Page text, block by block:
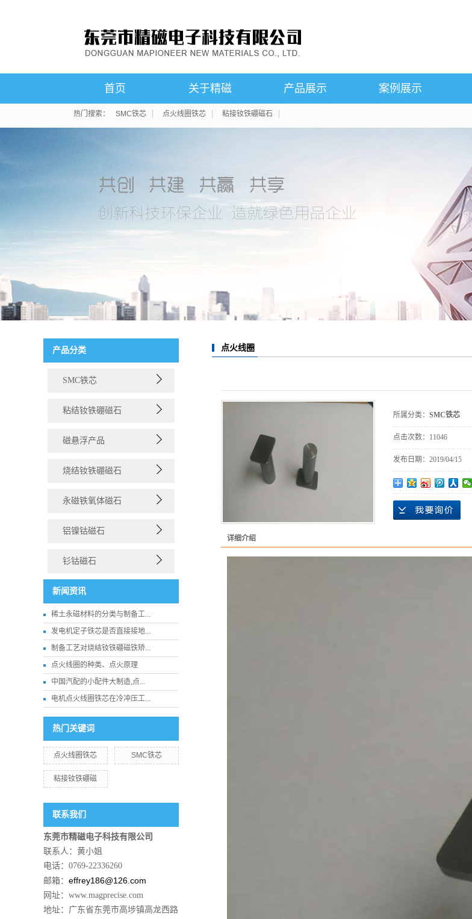
首页 关于精磁
公司简介
产品展示
烧结钕铁硼磁石
永磁铁氧体磁石
案例展示
热门搜索： SMC铁芯 点火线圈铁芯 粘接钕铁硼磁石
产品分类
SMC铁芯
粘结钕铁硼磁石
磁悬浮产品
烧结钕铁硼磁石
永磁铁氧体磁石
铝镍钴磁石
钐钴磁石
新闻资讯
稀土永磁材料的分类与制备工...
发电机定子铁芯是否直接接地...
制备工艺对烧结钕铁硼磁铁矫...
点火线圈的种类、点火原理
中国汽配的小配件大制造,点...
电机点火线圈铁芯在冷冲压工...
热门关键词
点火线圈铁芯 SMC铁芯
粘接钕铁硼磁
联系我们
东莞市精磁电子科技有限公司
联系人：黄小姐
电话：0769-22336260
邮箱： effrey186@126.com
网址：www.magprecise.com
地址：广东省东莞市高埗镇高龙西路
点火线圈
所属分类： SMC铁芯
点击次数： 11046
发布日期： 2019/04/15
详细介绍